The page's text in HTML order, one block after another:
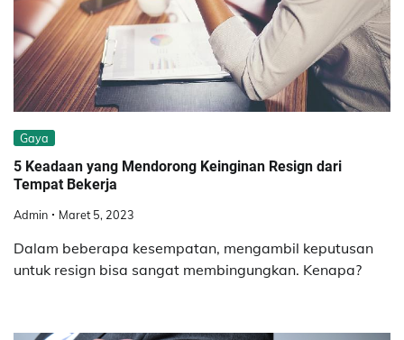
Gaya
5 Keadaan yang Mendorong Keinginan Resign dari
Tempat Bekerja
Admin Maret 5, 2023
Dalam beberapa kesempatan, mengambil keputusan
untuk resign bisa sangat membingungkan. Kenapa?